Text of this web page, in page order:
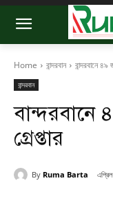
Home বান্দরবান বান্দরবানে
বান্দরবান
গ্রেপ্তার
By Ruma Barta